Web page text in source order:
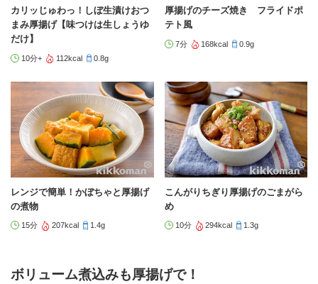
カリッじゅわっ！しぼ生漬けおつ
まみ厚揚げ【味つけは生しょうゆ
だけ】
10分+ 112kcal 0.8g
厚揚げのチーズ焼き フライドポ
テト風
7分 168kcal 0.9g
レンジで簡単！かぼちゃと厚揚げ
の煮物
15分 207kcal 1.4g
こんがりちぎり厚揚げのごまがら
め
10分 294kcal 1.3g
ボリューム煮込みも厚揚げで！